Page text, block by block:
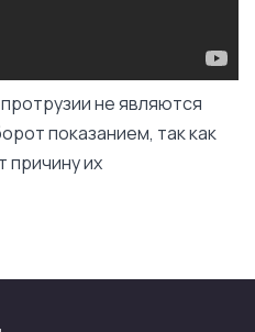
не являются
показанием, так как
причину их